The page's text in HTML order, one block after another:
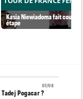
Kasia Niewiadoma fait coup
étape
07/08
Pogacar ?